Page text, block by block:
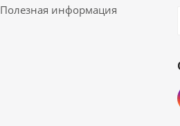
Полезная информация